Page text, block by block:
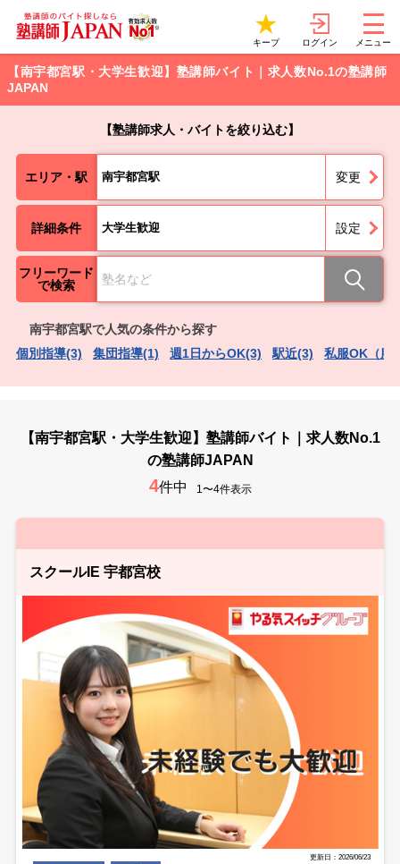
キープ ログイン メニュー
【南宇都宮駅・大学生歓迎】塾講師バイト｜求人数No.1の塾講師
JAPAN
【塾講師求人・バイトを絞り込む】
エリア・駅 南宇都宮駅 変更
詳細条件 大学生歓迎 設定
フリーワード
で検索
南宇都宮駅で人気の条件から探す
個別指導(3)
集団指導(1) 週1日からOK(3) 駅近(3) 私服OK（服
【南宇都宮駅・大学生歓迎】塾講師バイト｜求人数No.1
の塾講師JAPAN
4件中 1〜4件表示
スクールIE 宇都宮校
更新日：2026/06/23